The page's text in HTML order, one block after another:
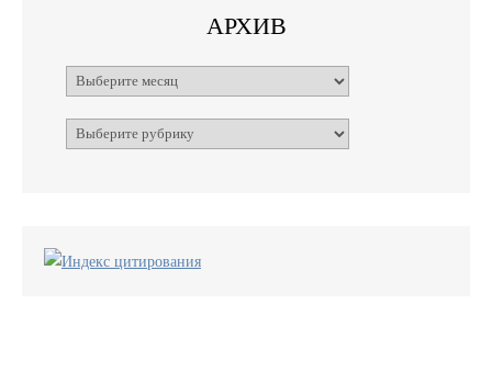
АРХИВ
Архивы
Рубрики